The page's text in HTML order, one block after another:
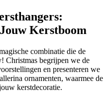
Kerstboom
combinatie die de
Christmas begrijpen we de
en presenteren we
ornamenten, waarmee de
kerstdecoratie.